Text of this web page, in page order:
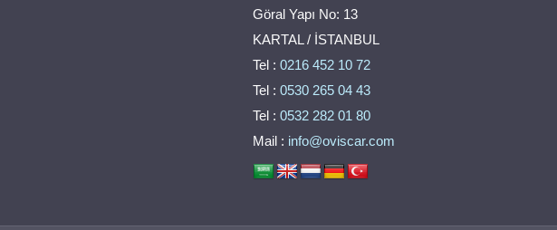
Göral Yapı No: 13
KARTAL / İSTANBUL
Tel : 0216 452 10 72
Tel : 0530 265 04 43
Tel : 0532 282 01 80
Mail : info@oviscar.com